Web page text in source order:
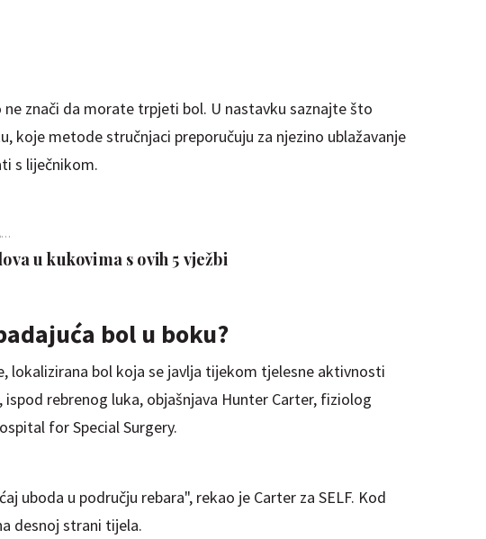
znači da morate trpjeti bol. U nastavku saznajte što
koje metode stručnjaci preporučuju za njezino ublažavanje
s liječnikom.
u kukovima s ovih 5 vježbi
bol u boku?
lokalizirana bol koja se javlja tijekom tjelesne aktivnosti
ispod rebrenog luka, objašnjava Hunter Carter, fiziolog
for Special Surgery.
uboda u području rebara", rekao je Carter za SELF. Kod
desnoj strani tijela.